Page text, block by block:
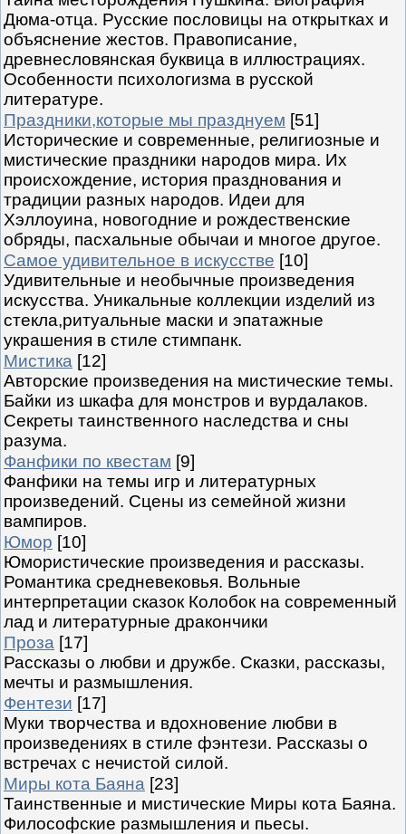
Дюма-отца. Русские пословицы на открытках и
объяснение жестов. Правописание,
древнесловянская буквица в иллюстрациях.
Особенности психологизма в русской
литературе.
Праздники,которые мы празднуем [51]
Исторические и современные, религиозные и
мистические праздники народов мира. Их
происхождение, история празднования и
традиции разных народов. Идеи для
Хэллоуина, новогодние и рождественские
обряды, пасхальные обычаи и многое другое.
Самое удивительное в искусстве [10]
Удивительные и необычные произведения
искусства. Уникальные коллекции изделий из
стекла,ритуальные маски и эпатажные
украшения в стиле стимпанк.
Мистика [12]
Авторские произведения на мистические темы.
Байки из шкафа для монстров и вурдалаков.
Секреты таинственного наследства и сны
разума.
Фанфики по квестам [9]
Фанфики на темы игр и литературных
произведений. Сцены из семейной жизни
вампиров.
Юмор [10]
Юмористические произведения и рассказы.
Романтика средневековья. Вольные
интерпретации сказок Колобок на современный
лад и литературные дракончики
Проза [17]
Рассказы о любви и дружбе. Сказки, рассказы,
мечты и размышления.
Фентези [17]
Муки творчества и вдохновение любви в
произведениях в стиле фэнтези. Рассказы о
встречах с нечистой силой.
Миры кота Баяна [23]
Таинственные и мистические Миры кота Баяна.
Философские размышления и пьесы.